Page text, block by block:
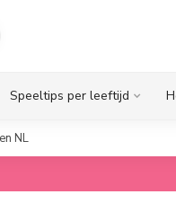
Speeltips per leeftijd
NL